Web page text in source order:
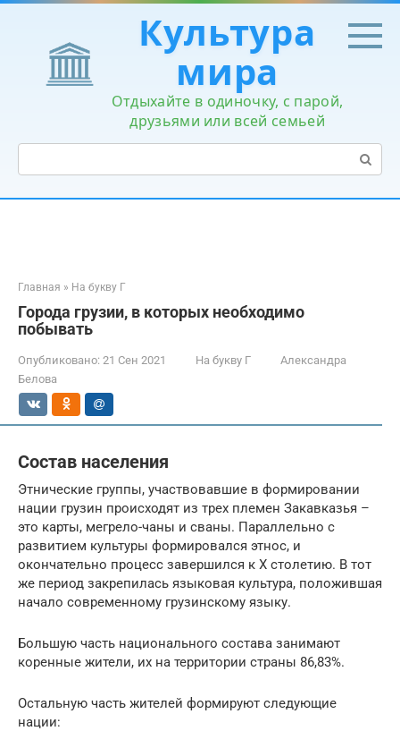
Перейти
контенту
Культура
мира
Отдыхайте в одиночку, с парой,
друзьями или всей семьей
Поиск:
Главная » На букву Г
Города грузии, в которых необходимо
побывать
Опубликовано: 21 Сен 2021 На букву Г
Александра
Белова
Состав населения
Этнические группы, участвовавшие в формировании
нации грузин происходят из трех племен Закавказья –
это карты, мегрело-чаны и сваны. Параллельно с
развитием культуры формировался этнос, и
окончательно процесс завершился к X столетию. В тот
же период закрепилась языковая культура, положившая
начало современному грузинскому языку.
Большую часть национального состава занимают
коренные жители, их на территории страны 86,83%.
Остальную часть жителей формируют следующие
нации: